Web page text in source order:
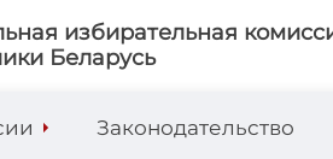
избирательная
Беларусь
Законодательство